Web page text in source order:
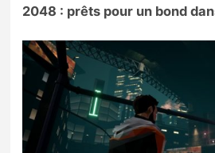
2048 : prêts pour un bond